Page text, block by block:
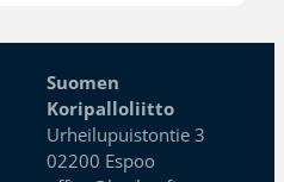
Suomen
Koripalloliitto
Urheilupuistontie 3
02200 Espoo